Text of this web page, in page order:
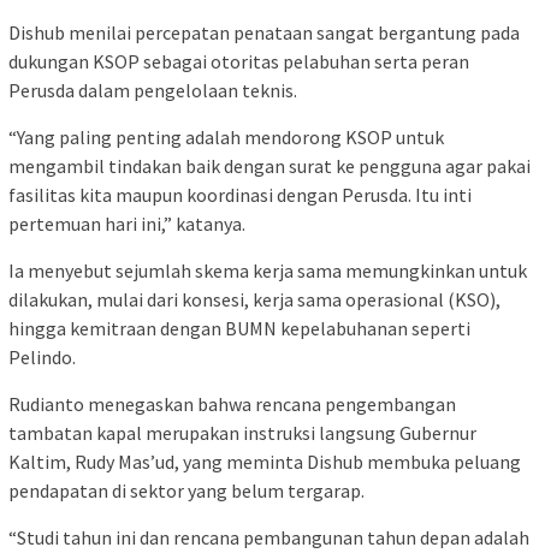
Dishub menilai percepatan penataan sangat bergantung pada
dukungan KSOP sebagai otoritas pelabuhan serta peran
Perusda dalam pengelolaan teknis.
“Yang paling penting adalah mendorong KSOP untuk
mengambil tindakan baik dengan surat ke pengguna agar pakai
fasilitas kita maupun koordinasi dengan Perusda. Itu inti
pertemuan hari ini,” katanya.
Ia menyebut sejumlah skema kerja sama memungkinkan untuk
dilakukan, mulai dari konsesi, kerja sama operasional (KSO),
hingga kemitraan dengan BUMN kepelabuhanan seperti
Pelindo.
Rudianto menegaskan bahwa rencana pengembangan
tambatan kapal merupakan instruksi langsung Gubernur
Kaltim, Rudy Mas’ud, yang meminta Dishub membuka peluang
pendapatan di sektor yang belum tergarap.
“Studi tahun ini dan rencana pembangunan tahun depan adalah